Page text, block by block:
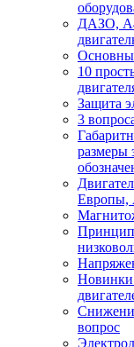
ДАЗО,
10
Защита
3
размеры
Европы,
вопрос